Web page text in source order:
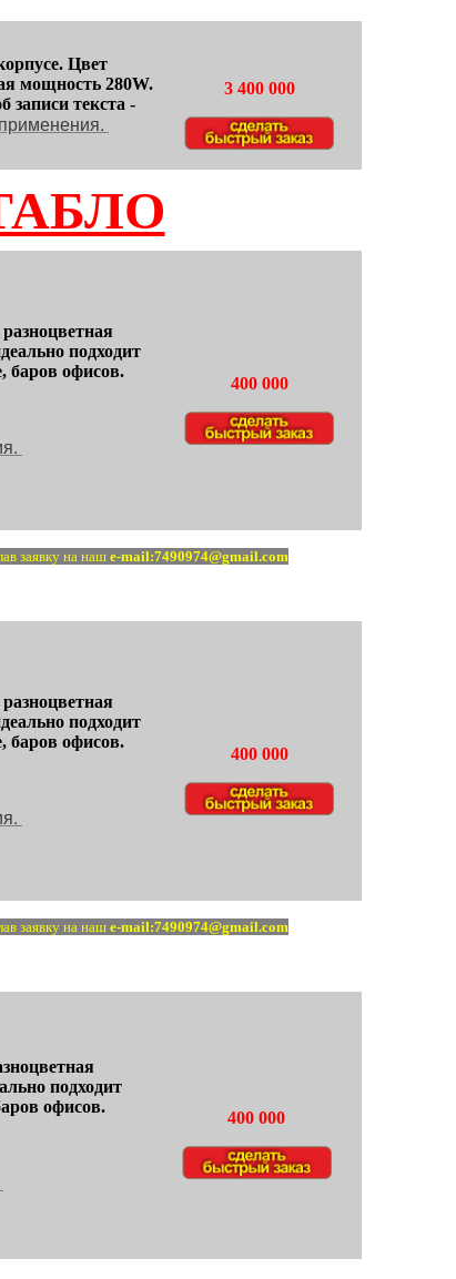
Цвет
мощность 280W.
записи текста -
3 400 000
подходит
баров офисов.
400 000
заявку на наш e-mail:7490974@gmail.com
подходит
баров офисов.
400 000
заявку на наш e-mail:7490974@gmail.com
подходит
офисов.
400 000